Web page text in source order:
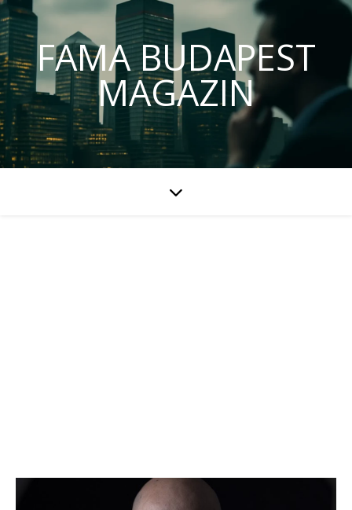
FAMA BUDAPEST
MAGAZIN